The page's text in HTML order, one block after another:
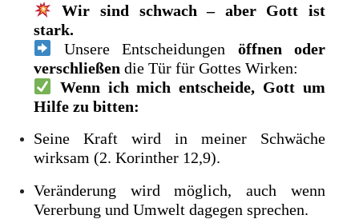
Wir sind schwach – aber Gott ist
stark.
Unsere Entscheidungen öffnen oder
verschließen die Tür für Gottes Wirken:
Wenn ich mich entscheide, Gott um
Hilfe zu bitten:
Seine Kraft wird in meiner Schwäche
wirksam (2. Korinther 12,9).
Veränderung wird möglich, auch wenn
Vererbung und Umwelt dagegen sprechen.